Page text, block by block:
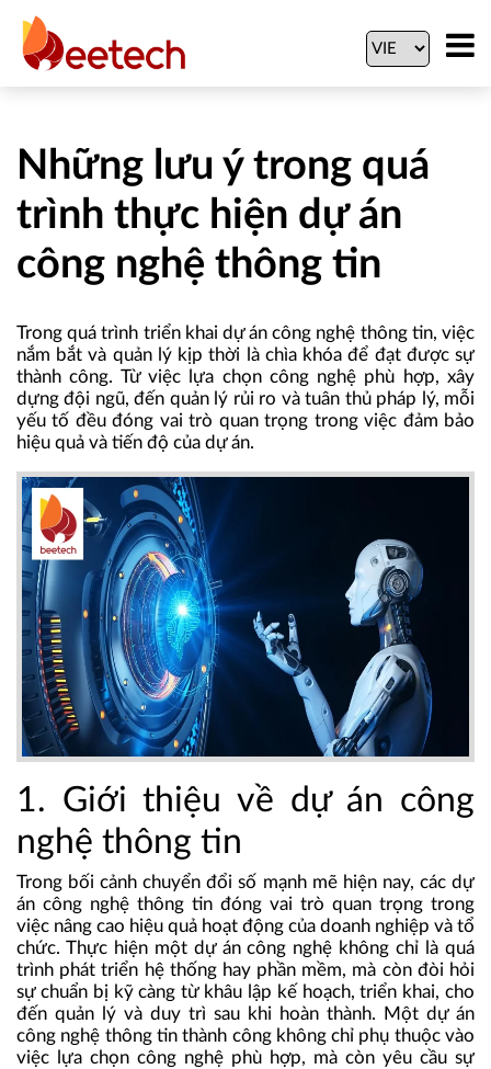
Những lưu ý trong quá
trình thực hiện dự án
công nghệ thông tin
Trong quá trình triển khai dự án công nghệ thông tin, việc
nắm bắt và quản lý kịp thời là chìa khóa để đạt được sự
thành công. Từ việc lựa chọn công nghệ phù hợp, xây
dựng đội ngũ, đến quản lý rủi ro và tuân thủ pháp lý, mỗi
yếu tố đều đóng vai trò quan trọng trong việc đảm bảo
hiệu quả và tiến độ của dự án.
1. Giới thiệu về dự án công
nghệ thông tin
Trong bối cảnh chuyển đổi số mạnh mẽ hiện nay, các dự
án công nghệ thông tin đóng vai trò quan trọng trong
việc nâng cao hiệu quả hoạt động của doanh nghiệp và tổ
chức. Thực hiện một dự án công nghệ không chỉ là quá
trình phát triển hệ thống hay phần mềm, mà còn đòi hỏi
sự chuẩn bị kỹ càng từ khâu lập kế hoạch, triển khai, cho
đến quản lý và duy trì sau khi hoàn thành. Một dự án
công nghệ thông tin thành công không chỉ phụ thuộc vào
việc lựa chọn công nghệ phù hợp, mà còn yêu cầu sự